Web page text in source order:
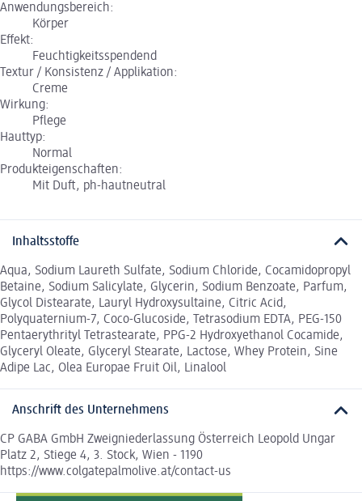
Anwendungsbereich:
Körper
Effekt:
Feuchtigkeitsspendend
Textur / Konsistenz / Applikation:
Creme
Wirkung:
Pflege
Hauttyp:
Normal
Produkteigenschaften:
Mit Duft, ph-hautneutral
Inhaltsstoffe
Aqua, Sodium Laureth Sulfate, Sodium Chloride, Cocamidopropyl
Betaine, Sodium Salicylate, Glycerin, Sodium Benzoate, Parfum,
Glycol Distearate, Lauryl Hydroxysultaine, Citric Acid,
Polyquaternium-7, Coco-Glucoside, Tetrasodium EDTA, PEG-150
Pentaerythrityl Tetrastearate, PPG-2 Hydroxyethanol Cocamide,
Glyceryl Oleate, Glyceryl Stearate, Lactose, Whey Protein, Sine
Adipe Lac, Olea Europae Fruit Oil, Linalool
Anschrift des Unternehmens
CP GABA GmbH Zweigniederlassung Österreich Leopold Ungar
Platz 2, Stiege 4, 3. Stock, Wien - 1190
https://www.colgatepalmolive.at/contact-us